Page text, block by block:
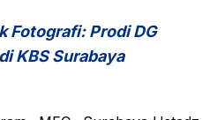
Fotografi: Prodi DG
KBS Surabaya